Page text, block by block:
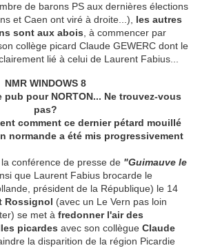
de barons PS aux dernières élections
et Caen ont viré à droite...), les autres
sont aux abois , à commencer par
collège picard Claude GEWERC dont le
lié à celui de Laurent Fabius...
NMR WINDOWS 8
pour NORTON... Ne trouvez-vous
pas?
comment ce dernier pétard mouillé
normande a été mis progressivement
conférence de presse de "Guimauve le
que Laurent Fabius brocarde le
président de la République) le 14
Rossignol (avec un Le Vern pas loin
se met à fredonner l'air des
picardes avec son collègue Claude
la disparition de la région Picardie